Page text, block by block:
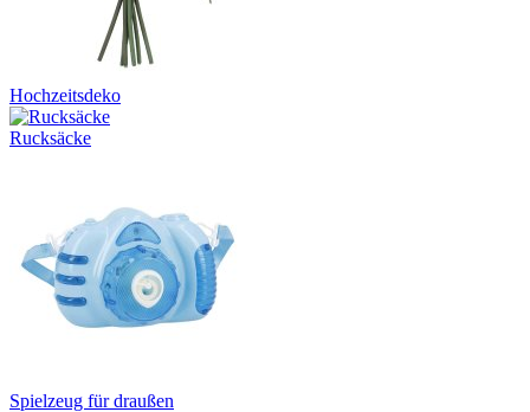
Hochzeitsdeko
Rucksäcke
Spielzeug für draußen